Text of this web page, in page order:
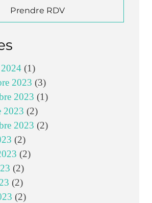
Prendre RDV
(1)
2023 (3)
2023 (1)
2023 (2)
2023 (2)
(2)
(2)
(2)
(2)
(2)